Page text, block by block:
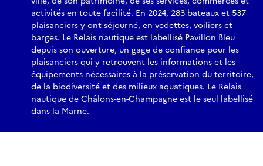
activités en toute facilité. En 2024, 283 bateaux et 537
plaisanciers y ont séjourné, en vedettes, voiliers et
barges. Le Relais nautique est labellisé Pavillon Bleu
depuis son ouverture, un gage de confiance pour les
plaisanciers qui y retrouvent les informations et les
équipements nécessaires à la préservation du territoire,
de la biodiversité et des milieux aquatiques. Le Relais
nautique de Châlons-en-Champagne est le seul labellisé
dans la Marne.